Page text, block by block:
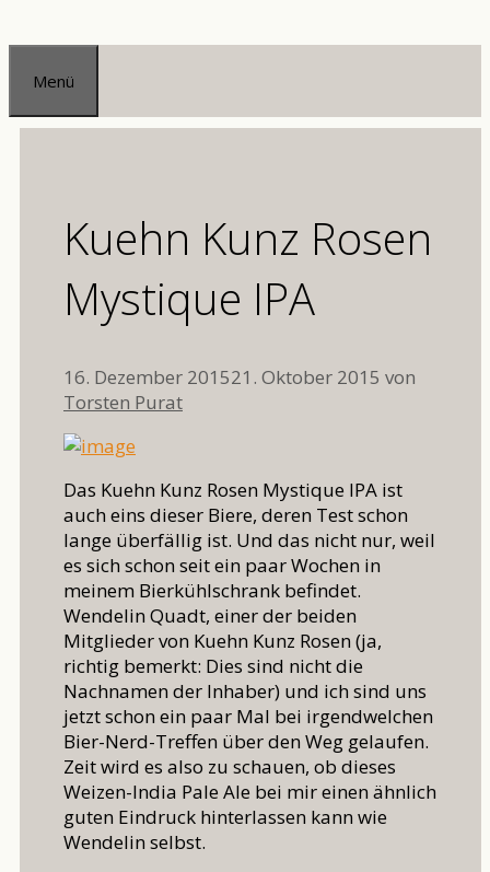
Zum
Inhalt
springen
Menü
Kuehn Kunz Rosen
Mystique IPA
16. Dezember 201521. Oktober 2015 von
Torsten Purat
Das Kuehn Kunz Rosen Mystique IPA ist
auch eins dieser Biere, deren Test schon
lange überfällig ist. Und das nicht nur, weil
es sich schon seit ein paar Wochen in
meinem Bierkühlschrank befindet.
Wendelin Quadt, einer der beiden
Mitglieder von Kuehn Kunz Rosen (ja,
richtig bemerkt: Dies sind nicht die
Nachnamen der Inhaber) und ich sind uns
jetzt schon ein paar Mal bei irgendwelchen
Bier-Nerd-Treffen über den Weg gelaufen.
Zeit wird es also zu schauen, ob dieses
Weizen-India Pale Ale bei mir einen ähnlich
guten Eindruck hinterlassen kann wie
Wendelin selbst.